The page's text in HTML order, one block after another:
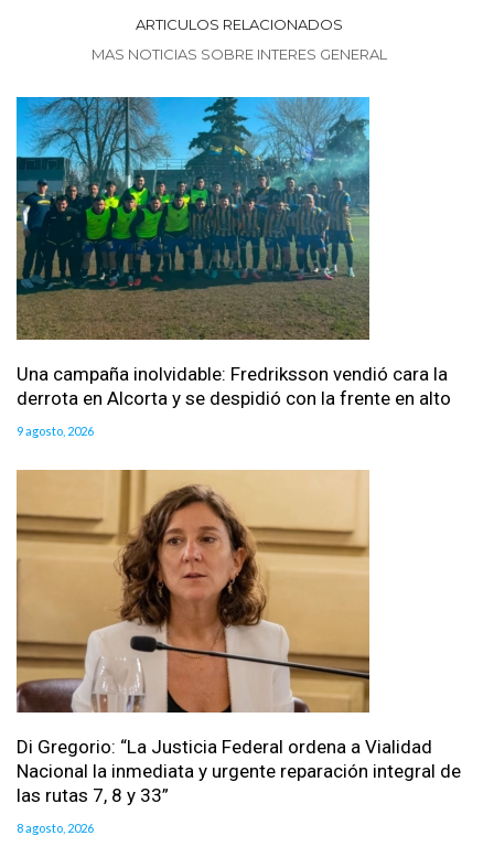
ARTICULOS RELACIONADOS
MAS NOTICIAS SOBRE INTERES GENERAL
Una campaña inolvidable: Fredriksson vendió cara la
derrota en Alcorta y se despidió con la frente en alto
9 agosto, 2026
Di Gregorio: “La Justicia Federal ordena a Vialidad
Nacional la inmediata y urgente reparación integral de
las rutas 7, 8 y 33”
8 agosto, 2026